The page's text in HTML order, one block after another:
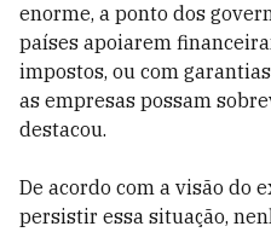
enorme, a ponto dos
países apoiarem
impostos, ou com
as empresas possam
destacou.
De acordo com a visão do
persistir essa situação,